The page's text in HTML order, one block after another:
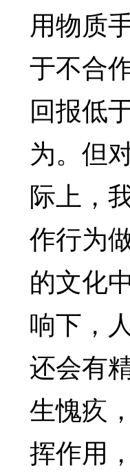
用物质
于不合
回报低
为。但
际上，
作行为
的文化
响下，
还会有
生愧疚
挥作用